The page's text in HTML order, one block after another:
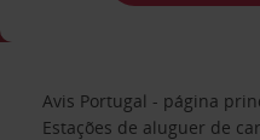
Avis Portugal - página
Estações de aluguer de